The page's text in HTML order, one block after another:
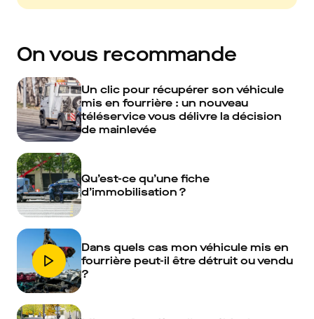
On vous recommande
Un clic pour récupérer son véhicule
mis en fourrière : un nouveau
téléservice vous délivre la décision
de mainlevée
Qu’est-ce qu’une fiche
d’immobilisation ?
Dans quels cas mon véhicule mis en
fourrière peut-il être détruit ou vendu
?